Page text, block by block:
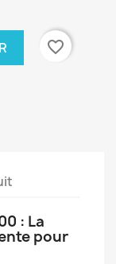
favorite_border
: La
pour